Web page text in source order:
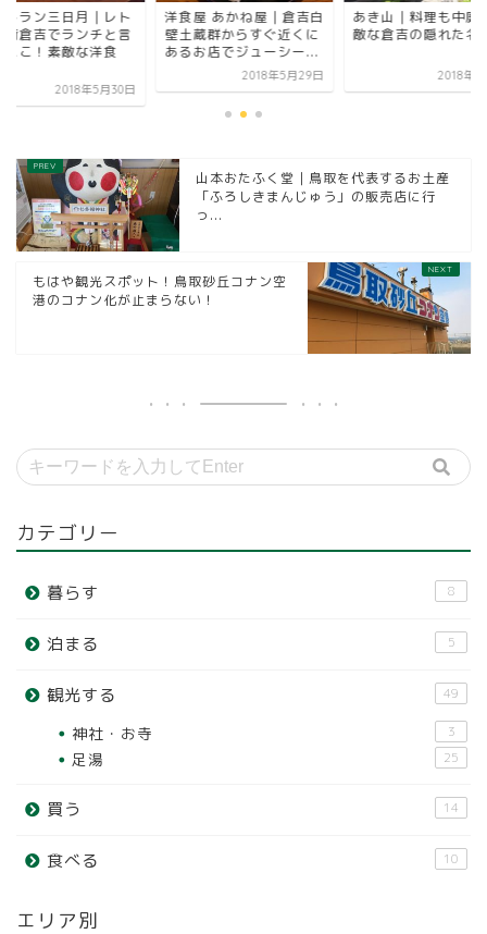
トラン三日月｜レト
街倉吉でランチと言
ここ！素敵な洋食
2018年5月30日
洋食屋 あかね屋｜倉吉白
壁土蔵群からすぐ近くに
あるお店でジューシー...
2018年5月29日
あき山｜料理も中庭
敵な倉吉の隠れた名
2018年7
山本おたふく堂｜鳥取を代表するお土産
「ふろしきまんじゅう」の販売店に行
っ...
もはや観光スポット！鳥取砂丘コナン空
港のコナン化が止まらない！
カテゴリー
暮らす 8
泊まる 5
観光する 49
神社・お寺 3
足湯 25
買う 14
食べる 10
エリア別